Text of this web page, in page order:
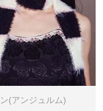
(アンジュルム)